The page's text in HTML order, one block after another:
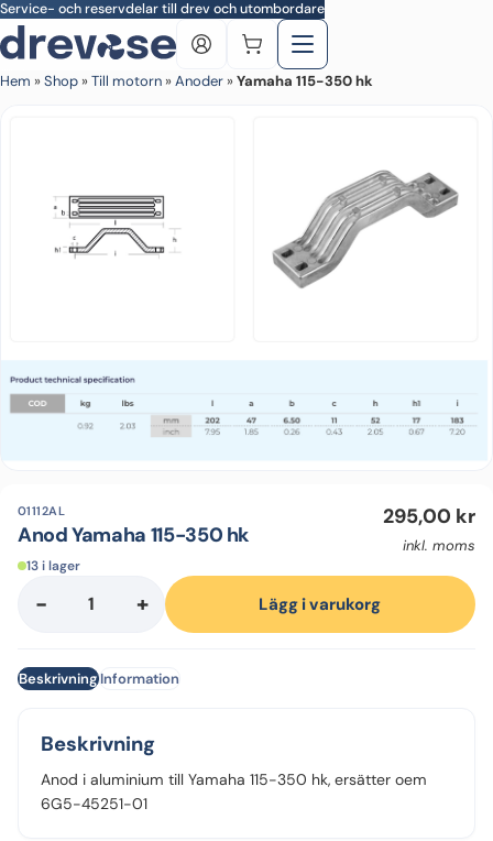
Skip to main content
Service- och reservdelar till drev och utombordare
Hem »Shop »Till motorn »Anoder »Yamaha 115-350 hk
01112AL
Anod Yamaha 115-350 hk
295,00 kr
inkl. moms
13 i lager
-
Anod
350
mängd
+ Lägg i varukorg
BeskrivningInformation
Beskrivning
Anod i aluminium till Yamaha 115-350 hk, ersätter oem
6G5-45251-01